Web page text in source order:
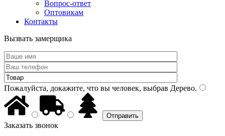
Вопрос-ответ
Оптовикам
Контакты
Вызвать замерщика
Пожалуйста, докажите, что вы человек, выбрав Дерево.
Заказать звонок